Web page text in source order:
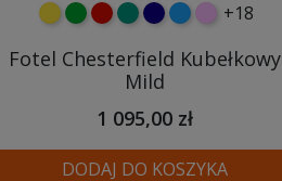
żółtyzielonyczerwony
turkusowy
granatowy
niebieski
różowy
+18
Fotel Chesterfield Kubełkowy
Mild
1 095,00 zł
DODAJ DO KOSZYKA